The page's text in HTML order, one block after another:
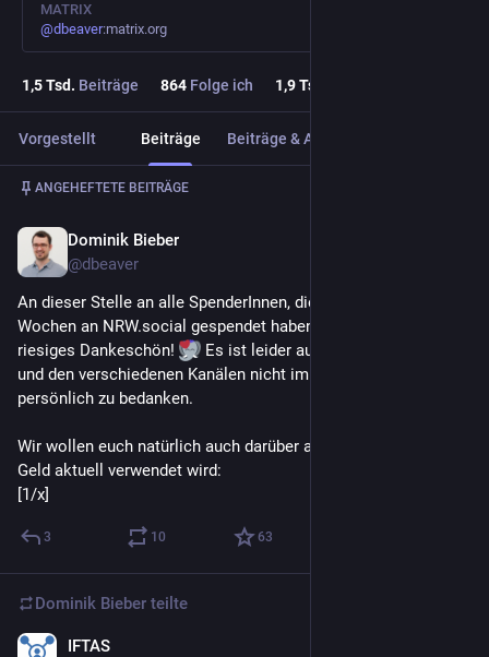
MATRIX
@dbeaver:matrix.org
1,5Tsd. Beiträge 864 Folge ich 1,9Tsd.
Vorgestellt Beiträge Beiträge & Antworten
ANGEHEFTETE BEITRÄGE
Dominik Bieber
@dbeaver
An dieser Stelle an alle SpenderInnen, die in den letzten
Wochen an NRW.social gespendet haben, noch einmal ein
riesiges Dankeschön!
Es ist leider auf Grund der Menge
und den verschiedenen Kanälen nicht immer möglich, sich
persönlich zu bedanken.
Wir wollen euch natürlich auch darüber aufklären, wofür das
Geld aktuell verwendet wird:
[1/x]
3 10 63
Dominik Bieber teilte
IFTAS